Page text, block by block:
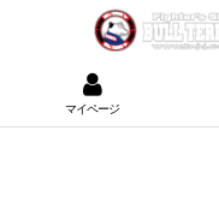
マイページ